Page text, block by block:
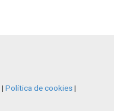
| Política de cookies|